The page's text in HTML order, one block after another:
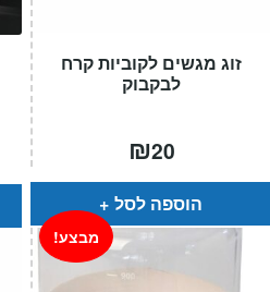
זוג מגשים לקוביות קרח
לבקבוק
₪20
הוספה לסל
מבצע!